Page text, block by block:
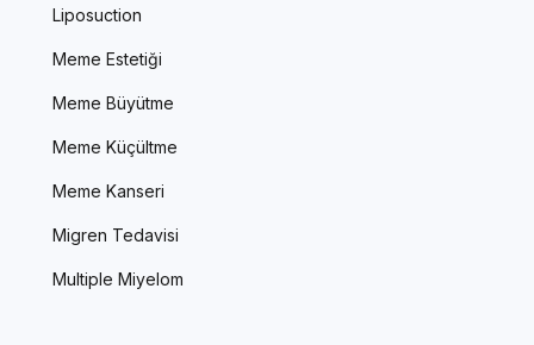
Liposuction
Meme Estetiği
Meme Büyütme
Meme Küçültme
Meme Kanseri
Migren Tedavisi
Multiple Miyelom